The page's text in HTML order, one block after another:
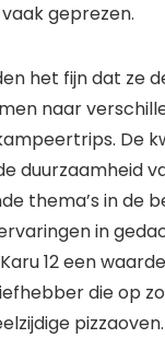
geprezen.
het fijn dat ze
naar
De
duurzaamheid
thema’s in de
in
12 een
die op
pizzaoven.